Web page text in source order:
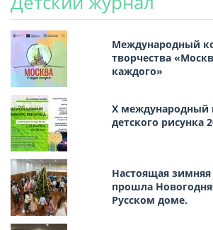
Международный
творчества
каждого»
Х международный
детского рисунка
Настоящая зимняя
прошла
Русском доме.